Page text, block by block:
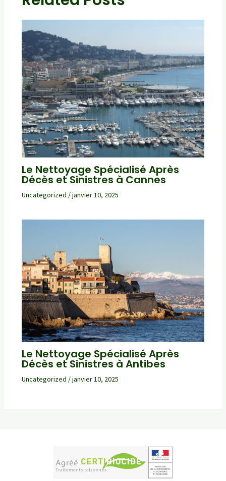
Le Nettoyage Spécialisé Après
Décès et Sinistres à Cannes
Uncategorized /janvier 10, 2025
Le Nettoyage Spécialisé Après
Décès et Sinistres à Antibes
Uncategorized /janvier 10, 2025